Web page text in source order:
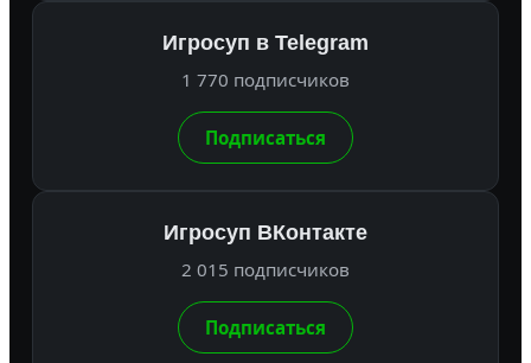
Игросуп в Telegram
1 770 подписчиков
Подписаться
Игросуп ВКонтакте
2 015 подписчиков
Подписаться